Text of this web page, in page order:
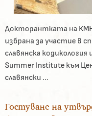
Докторантката на
избрана за участие в
славянска кодикология
Summer Institute към
славянски ...
Гостуване на